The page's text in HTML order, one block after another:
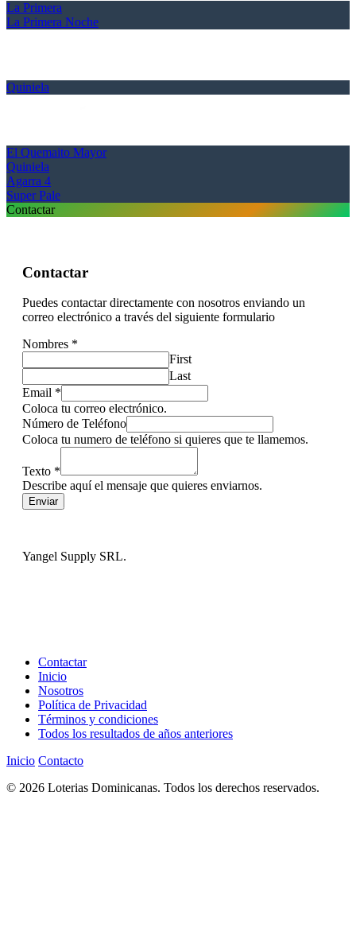
La Primera
La Primera Noche
Quiniela
El Quemaito Mayor
Quiniela
Agarra 4
Super Pale
Contactar
Contactar
Puedes contactar directamente con nosotros enviando un
correo electrónico a través del siguiente formulario
Nombres *
First
Last
Email *
Coloca tu correo electrónico.
Número de Teléfono
Coloca tu numero de teléfono si quieres que te llamemos.
Texto *
Describe aquí el mensaje que quieres enviarnos.
Enviar
Yangel Supply SRL.
Contactar
Inicio
Nosotros
Política de Privacidad
Términos y condiciones
Todos los resultados de años anteriores
Inicio Contacto
© 2026 Loterias Dominicanas. Todos los derechos reservados.